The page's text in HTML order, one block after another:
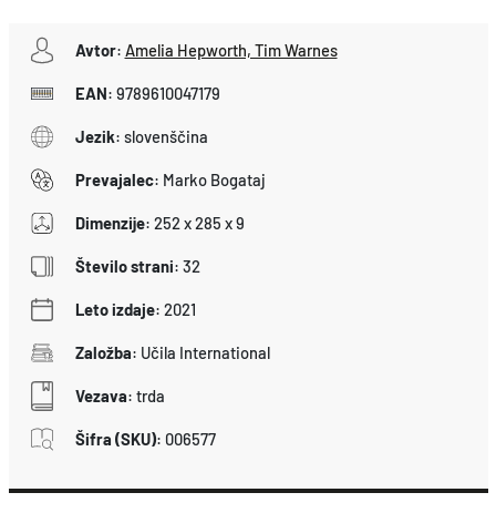
Avtor: Amelia Hepworth, Tim Warnes
EAN: 9789610047179
Jezik: slovenščina
Prevajalec: Marko Bogataj
Dimenzije: 252 x 285 x 9
Število strani: 32
Leto izdaje: 2021
Založba: Učila International
Vezava: trda
Šifra (SKU): 006577